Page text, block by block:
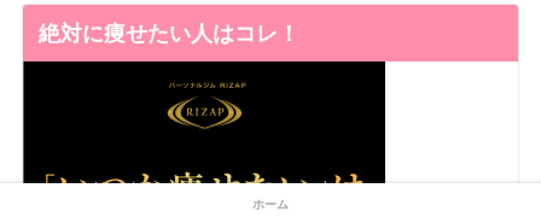
絶対に痩せたい人はコレ！
ホーム